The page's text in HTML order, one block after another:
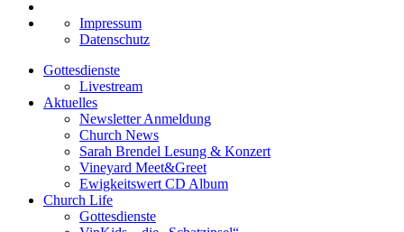
Impressum
Datenschutz
Gottesdienste
Livestream
Aktuelles
Newsletter Anmeldung
Church News
Sarah Brendel Lesung & Konzert
Vineyard Meet&Greet
Ewigkeitswert CD Album
Church Life
Gottesdienste